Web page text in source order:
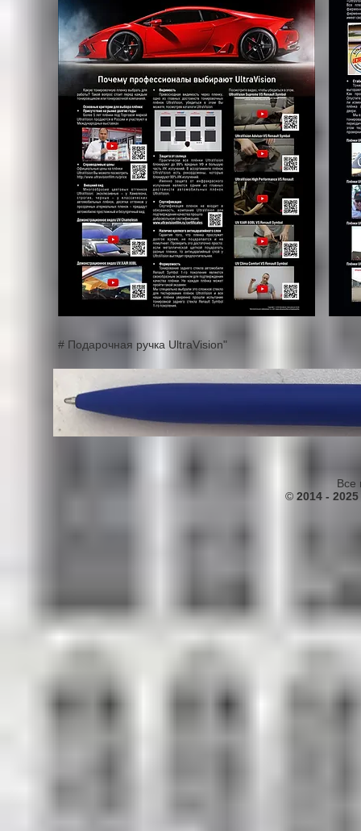
# Подарочная ручка UltraVision"
Все
©2014 -